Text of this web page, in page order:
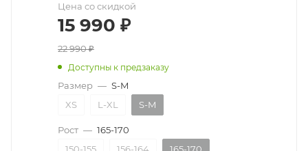
Цена со скидкой
15 990 ₽
22 990₽
Доступны к предзаказу
Размер — S-M
XS
L-XL S-M
Рост — 165-170
150-155
156-164 165-170